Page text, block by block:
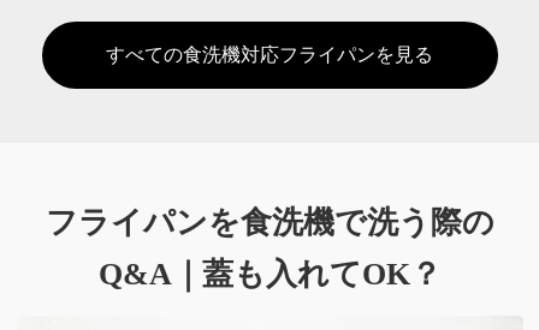
すべての食洗機対応フライパンを見る
フライパンを食洗機で洗う際の
Q&A｜ 蓋も入れてOK？